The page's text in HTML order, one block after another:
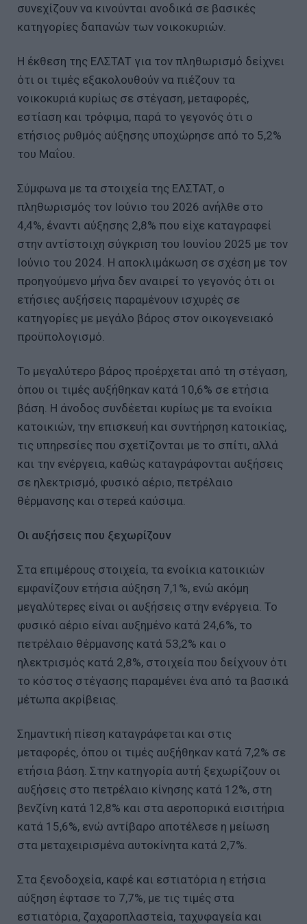
συνεχίζουν να κινούνται ανοδικά σε βασικές
κατηγορίες δαπανών των νοικοκυριών.
Η έκθεση της ΕΛΣΤΑΤ για τον πληθωρισμό δείχνει
ότι οι τιμές εξακολουθούν να πιέζουν τα
νοικοκυριά κυρίως σε στέγαση, μεταφορές,
εστίαση και τρόφιμα, παρά το γεγονός ότι ο
ετήσιος ρυθμός αύξησης υποχώρησε από το 5,2%
του Μαΐου.
Σύμφωνα με τα στοιχεία της ΕΛΣΤΑΤ, ο
πληθωρισμός τον Ιούνιο του 2026 ανήλθε στο
4,4%, έναντι αύξησης 2,8% που είχε καταγραφεί
στην αντίστοιχη σύγκριση του Ιουνίου 2025 με τον
Ιούνιο του 2024. Η αποκλιμάκωση σε σχέση με τον
προηγούμενο μήνα δεν αναιρεί το γεγονός ότι οι
ετήσιες αυξήσεις παραμένουν ισχυρές σε
κατηγορίες με μεγάλο βάρος στον οικογενειακό
προϋπολογισμό.
Το μεγαλύτερο βάρος προέρχεται από τη στέγαση,
όπου οι τιμές αυξήθηκαν κατά 10,6% σε ετήσια
βάση. Η άνοδος συνδέεται κυρίως με τα ενοίκια
κατοικιών, την επισκευή και συντήρηση κατοικίας,
τις υπηρεσίες που σχετίζονται με το σπίτι, αλλά
και την ενέργεια, καθώς καταγράφονται αυξήσεις
σε ηλεκτρισμό, φυσικό αέριο, πετρέλαιο
θέρμανσης και στερεά καύσιμα.
Οι αυξήσεις που ξεχωρίζουν
Στα επιμέρους στοιχεία, τα ενοίκια κατοικιών
εμφανίζουν ετήσια αύξηση 7,1%, ενώ ακόμη
μεγαλύτερες είναι οι αυξήσεις στην ενέργεια. Το
φυσικό αέριο είναι αυξημένο κατά 24,6%, το
πετρέλαιο θέρμανσης κατά 53,2% και ο
ηλεκτρισμός κατά 2,8%, στοιχεία που δείχνουν ότι
το κόστος στέγασης παραμένει ένα από τα βασικά
μέτωπα ακρίβειας.
Σημαντική πίεση καταγράφεται και στις
μεταφορές, όπου οι τιμές αυξήθηκαν κατά 7,2% σε
ετήσια βάση. Στην κατηγορία αυτή ξεχωρίζουν οι
αυξήσεις στο πετρέλαιο κίνησης κατά 12%, στη
βενζίνη κατά 12,8% και στα αεροπορικά εισιτήρια
κατά 15,6%, ενώ αντίβαρο αποτέλεσε η μείωση
στα μεταχειρισμένα αυτοκίνητα κατά 2,7%.
Στα ξενοδοχεία, καφέ και εστιατόρια η ετήσια
αύξηση έφτασε το 7,7%, με τις τιμές στα
εστιατόρια, ζαχαροπλαστεία, ταχυφαγεία και